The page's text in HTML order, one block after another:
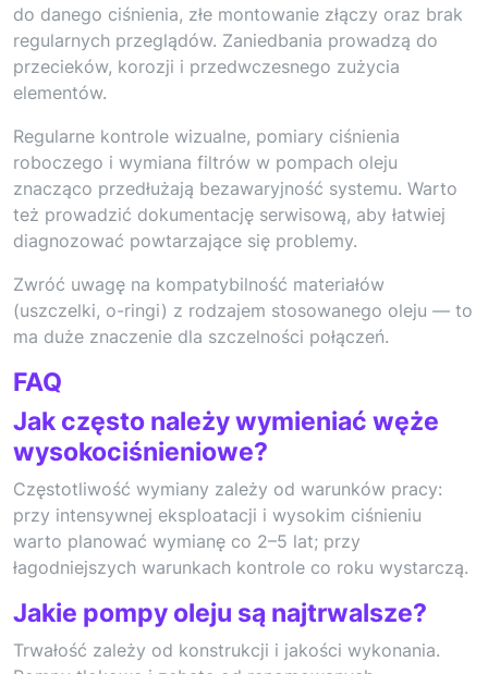
do danego ciśnienia, złe montowanie złączy oraz brak
regularnych przeglądów. Zaniedbania prowadzą do
przecieków, korozji i przedwczesnego zużycia
elementów.
Regularne kontrole wizualne, pomiary ciśnienia
roboczego i wymiana filtrów w pompach oleju
znacząco przedłużają bezawaryjność systemu. Warto
też prowadzić dokumentację serwisową, aby łatwiej
diagnozować powtarzające się problemy.
Zwróć uwagę na kompatybilność materiałów
(uszczelki, o-ringi) z rodzajem stosowanego oleju — to
ma duże znaczenie dla szczelności połączeń.
FAQ
Jak często należy wymieniać węże
wysokociśnieniowe?
Częstotliwość wymiany zależy od warunków pracy:
przy intensywnej eksploatacji i wysokim ciśnieniu
warto planować wymianę co 2–5 lat; przy
łagodniejszych warunkach kontrole co roku wystarczą.
Jakie pompy oleju są najtrwalsze?
Trwałość zależy od konstrukcji i jakości wykonania.